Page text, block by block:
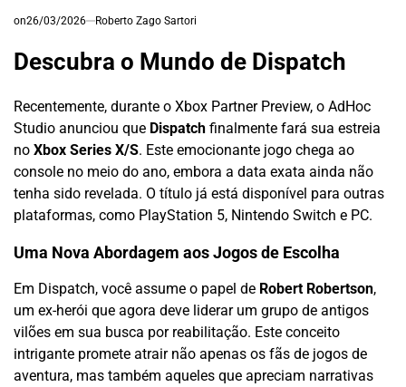
on26/03/2026 Roberto Zago Sartori
Descubra o Mundo de Dispatch
Recentemente, durante o Xbox Partner Preview, o AdHoc
Studio anunciou que Dispatch finalmente fará sua estreia
no Xbox Series X/S. Este emocionante jogo chega ao
console no meio do ano, embora a data exata ainda não
tenha sido revelada. O título já está disponível para outras
plataformas, como PlayStation 5, Nintendo Switch e PC.
Uma Nova Abordagem aos Jogos de Escolha
Em Dispatch, você assume o papel de Robert Robertson,
um ex-herói que agora deve liderar um grupo de antigos
vilões em sua busca por reabilitação. Este conceito
intrigante promete atrair não apenas os fãs de jogos de
aventura, mas também aqueles que apreciam narrativas